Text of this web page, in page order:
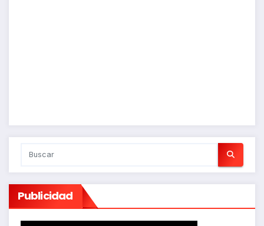
Publicidad